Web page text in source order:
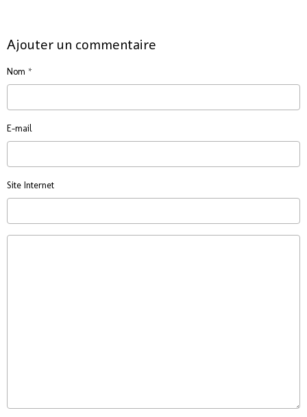
Ajouter un commentaire
Nom
E-mail
Site Internet